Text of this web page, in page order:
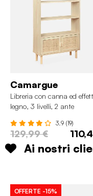
Camargue
Libreria con canna ed
legno, 3 livelli, 2 ante
3.9 (19)
129,99 €
Ai nostri
OFFERTE -15%